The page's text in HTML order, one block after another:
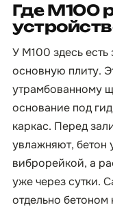
Где М100
У М100 здесь есть
основную плиту.
утрамбованному
основание под
каркас. Перед
увлажняют, бетон
виброрейкой, а
уже через сутки.
отдельно